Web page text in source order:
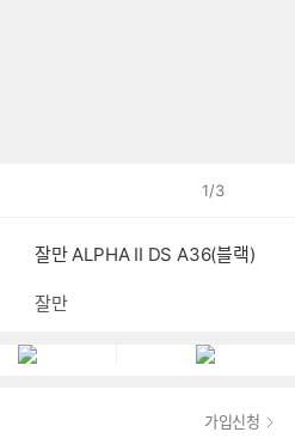
1/3
잘만 ALPHA II DS A36(블랙)
잘만
가입신청